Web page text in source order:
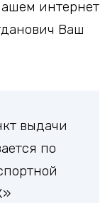
интернет
Ваш
выдачи
по